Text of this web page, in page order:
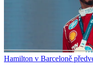
Hamilton v Barceloně